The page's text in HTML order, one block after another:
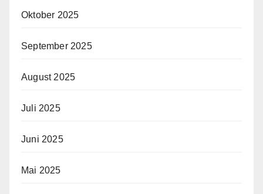
Oktober 2025
September 2025
August 2025
Juli 2025
Juni 2025
Mai 2025